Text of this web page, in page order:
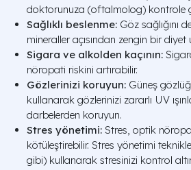
doktorunuza (oftalmolog) kontrole
Sağlıklı beslenme: Göz sağlığını
mineraller açısından zengin bir diyet
Sigara ve alkolden kaçının:
nöropati riskini artırabilir.
Gözlerinizi koruyun: Güneş
kullanarak gözlerinizi zararlı UV
darbelerden koruyun.
Stres yönetimi: Stres, optik
kötüleştirebilir. Stres yönetimi
gibi) kullanarak stresinizi kontrol